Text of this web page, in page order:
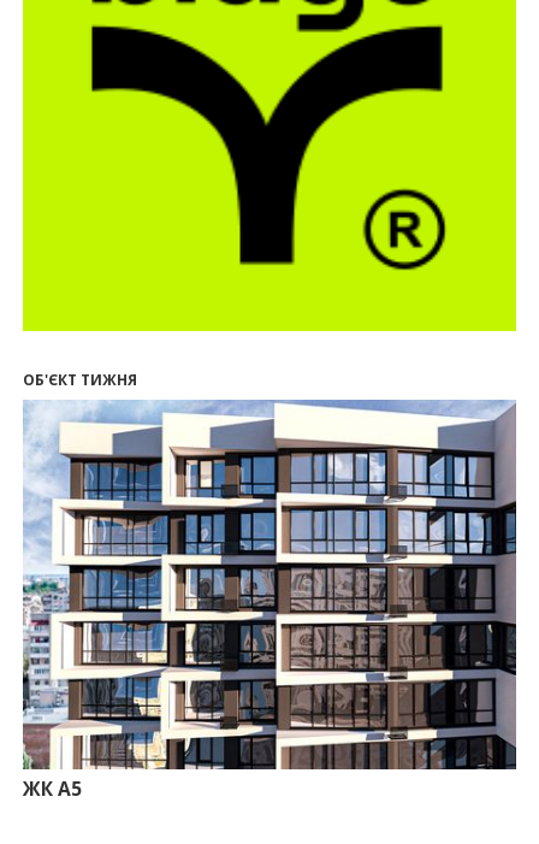
22.07.2026
Літо вигідних інвестицій: комерційні
приміщення зі знижками
21.07.2026
Як вибрати кольори для кухні у 2026 році
20.07.2026
У Поляниці та Франківську прокуратура стягує
понад 13 млн грн пайових внесків
17.07.2026
SKYGARDEN
11:50
Ведення фасадних робіт у 36 корпусі ЖР
“Княгинин”
09:24
Новобудови Франківська стрімко дорожчають:
скільки в середньому коштує квадратний метр
15.07.2026
12:06
На Франківщині житло за «єОселею» дешевше
на 21%
13.07.2026
10:56
У Франківську не знайшлося охочих купити
офісний комплекс збанкрутілої компанії з групи
«Приват»
09:25
Податок на нерухомість з 1 липня: як дізнатися
суму і правильно сплатити кошти
ОБ'ЄКТ ТИЖНЯ
ЖК А5